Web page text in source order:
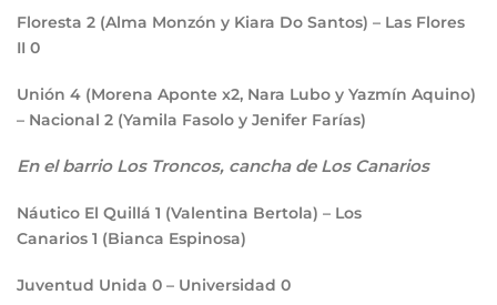
Floresta 2 (Alma Monzón y Kiara Do Santos) – Las Flores
II 0
Unión 4 (Morena Aponte x2, Nara Lubo y Yazmín Aquino)
– Nacional 2 (Yamila Fasolo y Jenifer Farías)
En el barrio Los Troncos, cancha de Los Canarios
Náutico El Quillá 1 (Valentina Bertola) – Los
Canarios 1 (Bianca Espinosa)
Juventud Unida 0 – Universidad 0